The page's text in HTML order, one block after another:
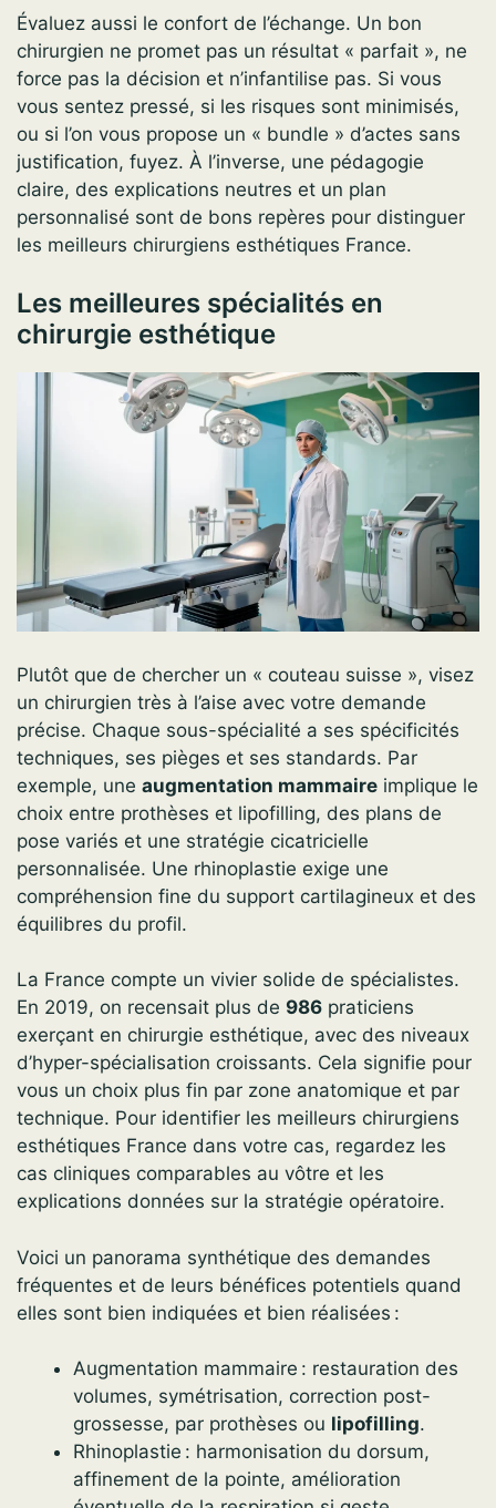
Évaluez aussi le confort de l’échange. Un bon
chirurgien ne promet pas un résultat « parfait », ne
force pas la décision et n’infantilise pas. Si vous
vous sentez pressé, si les risques sont minimisés,
ou si l’on vous propose un « bundle » d’actes sans
justification, fuyez. À l’inverse, une pédagogie
claire, des explications neutres et un plan
personnalisé sont de bons repères pour distinguer
les meilleurs chirurgiens esthétiques France.
Les meilleures spécialités en
chirurgie esthétique
Plutôt que de chercher un « couteau suisse », visez
un chirurgien très à l’aise avec votre demande
précise. Chaque sous-spécialité a ses spécificités
techniques, ses pièges et ses standards. Par
exemple, une augmentation mammaire implique le
choix entre prothèses et lipofilling, des plans de
pose variés et une stratégie cicatricielle
personnalisée. Une rhinoplastie exige une
compréhension fine du support cartilagineux et des
équilibres du profil.
La France compte un vivier solide de spécialistes.
En 2019, on recensait plus de 986 praticiens
exerçant en chirurgie esthétique, avec des niveaux
d’hyper-spécialisation croissants. Cela signifie pour
vous un choix plus fin par zone anatomique et par
technique. Pour identifier les meilleurs chirurgiens
esthétiques France dans votre cas, regardez les
cas cliniques comparables au vôtre et les
explications données sur la stratégie opératoire.
Voici un panorama synthétique des demandes
fréquentes et de leurs bénéfices potentiels quand
elles sont bien indiquées et bien réalisées :
Augmentation mammaire : restauration des
volumes, symétrisation, correction post-
grossesse, par prothèses ou lipofilling.
Rhinoplastie : harmonisation du dorsum,
affinement de la pointe, amélioration